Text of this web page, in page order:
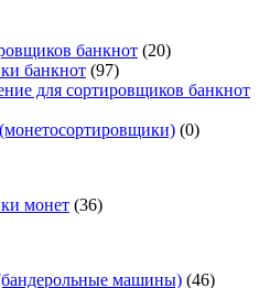
банкнот (20)
банкнот (97)
для сортировщиков банкнот
(0)
монет (36)
машины) (46)